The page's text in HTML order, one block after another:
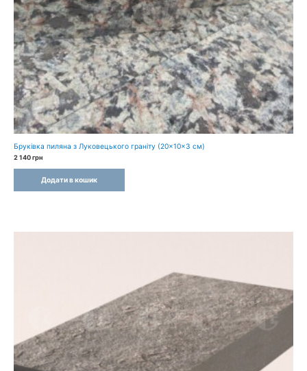
Бруківка пиляна з Луковецького граніту (20×10×3 см)
2 140грн
Додати в кошик